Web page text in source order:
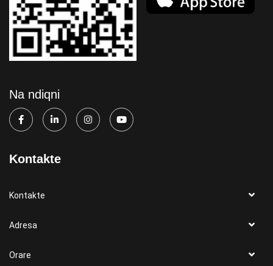
Na ndiqni
Kontakte
Kontakte
Adresa
Orare